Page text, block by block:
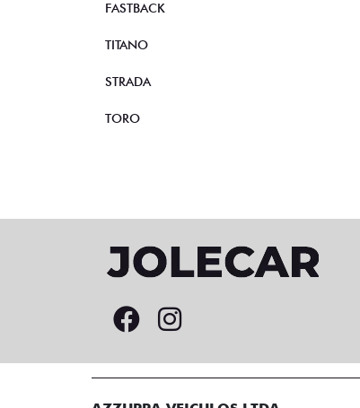
FASTBACK
TITANO
STRADA
TORO